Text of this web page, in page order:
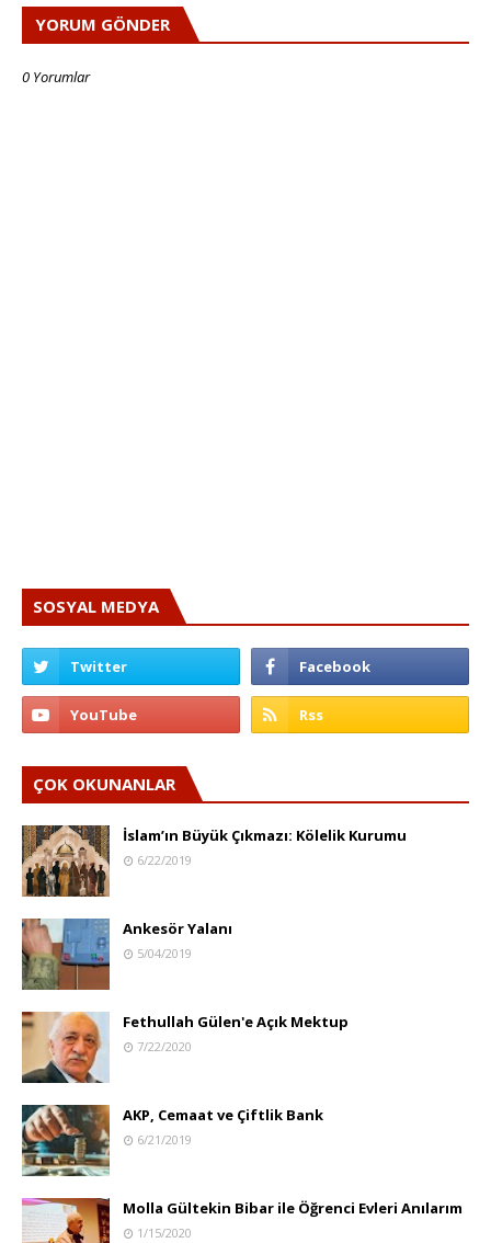
YORUM GÖNDER
0 Yorumlar
SOSYAL MEDYA
ÇOK OKUNANLAR
İslam’ın Büyük Çıkmazı: Kölelik Kurumu
6/22/2019
Ankesör Yalanı
5/04/2019
Fethullah Gülen'e Açık Mektup
7/22/2020
AKP, Cemaat ve Çiftlik Bank
6/21/2019
Molla Gültekin Bibar ile Öğrenci Evleri Anılarım
1/15/2020